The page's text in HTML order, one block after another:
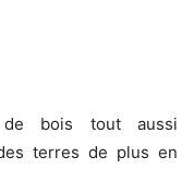
bois tout aussi
terres de plus en